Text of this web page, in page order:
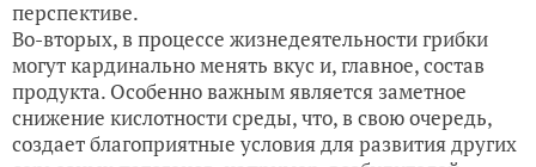
перспективе.
Во-вторых, в процессе жизнедеятельности грибки
могут кардинально менять вкус и, главное, состав
продукта. Особенно важным является заметное
снижение кислотности среды, что, в свою очередь,
создает благоприятные условия для развития других